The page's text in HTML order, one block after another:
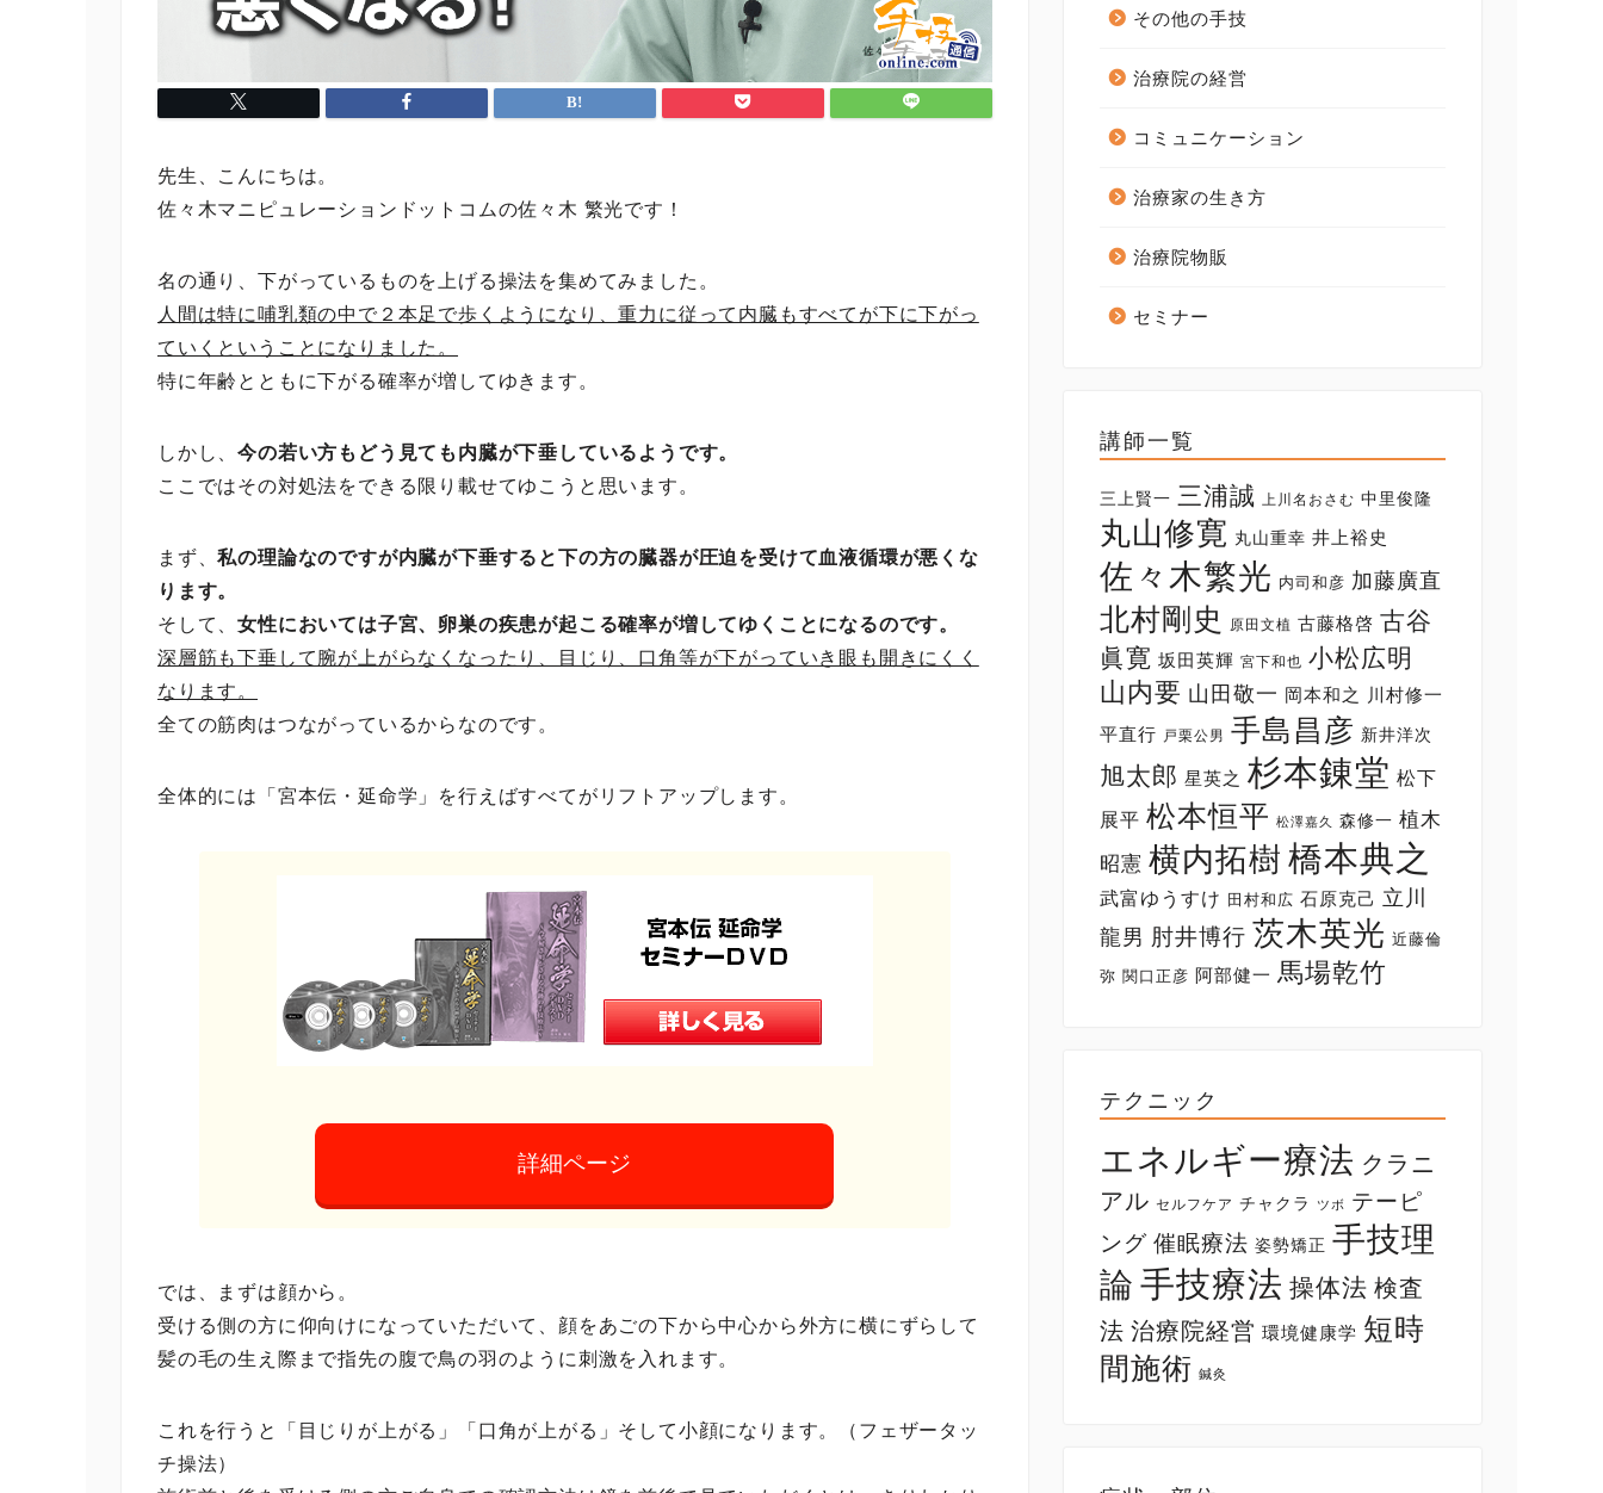
先生、こんにちは。
佐々木マニピュレーションドットコムの佐々木 繁光です！
名の通り、下がっているものを上げる操法を集めてみました。
人間は特に哺乳類の中で２本足で歩くようになり、重力に従って内臓もすべてが下に下がっ
ていくということになりました。
特に年齢とともに下がる確率が増してゆきます。
しかし、今の若い方もどう見ても内臓が下垂しているようです。
ここではその対処法をできる限り載せてゆこうと思います。
まず、私の理論なのですが内臓が下垂すると下の方の臓器が圧迫を受けて血液循環が悪くな
ります。
そして、女性においては子宮、卵巣の疾患が起こる確率が増してゆくことになるのです。
深層筋も下垂して腕が上がらなくなったり、目じり、口角等が下がっていき眼も開きにくく
なります。
全ての筋肉はつながっているからなのです。
全体的には「宮本伝・延命学」を行えばすべてがリフトアップします。
詳細ページ
では、まずは顔から。
受ける側の方に仰向けになっていただいて、顔をあごの下から中心から外方に横にずらして
髪の毛の生え際まで指先の腹で鳥の羽のように刺激を入れます。
これを行うと「目じりが上がる」「口角が上がる」そして小顔になります。（フェザータッ
チ操法）
その他の手技
治療院の経営
コミュニケーション
治療家の生き方
治療院物販
セミナー
講師一覧
三上賢一 三浦誠 上川名おさむ 中里俊隆
丸山修寛 丸山重幸 井上裕史
佐々木繁光 内司和彦 加藤廣直
北村剛史 原田文植 古藤格啓 古谷
眞寛 坂田英輝 宮下和也 小松広明
山内要 山田敬一 岡本和之 川村修一
平直行 戸栗公男 手島昌彦 新井洋次
旭太郎 星英之 杉本錬堂 松下
展平 松本恒平 松澤嘉久 森修一 植木
昭憲 横内拓樹 橋本典之
武富ゆうすけ 田村和広 石原克己 立川
龍男 肘井博行 茨木英光 近藤倫
弥 関口正彦 阿部健一 馬場乾竹
テクニック
エネルギー療法 クラニ
アル セルフケア チャクラ ツボ テーピ
ング 催眠療法 姿勢矯正 手技理
論 手技療法 操体法 検査
法 治療院経営 環境健康学 短時
間施術 鍼灸